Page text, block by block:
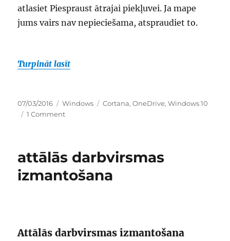
atlasiet Piespraust ātrajai piekļuvei. Ja mape
jums vairs nav nepieciešama, atspraudiet to.
Turpināt lasīt“palīdzības saņemšana saistībā ar failu
Publicēts
07/03/2016 Kategorijas
Windows Birkas
Cortana,OneDrive,Windows 10
1 Commenton
ar
failu
pārlūku
attālās darbvirsmas
izmantošana
Attālās darbvirsmas izmantošana